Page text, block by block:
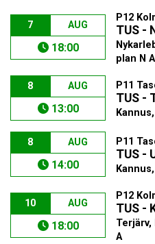
7 AUG
18:00
P12
TUS -
plan N A
8 AUG
13:00
P11
TUS -
8 AUG
14:00
P11
TUS -
10 AUG
18:00
P12
TUS -
Terjärv,
A